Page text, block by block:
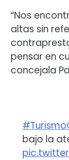
“Nos
altas sin
pensar en
concejala
bajo la